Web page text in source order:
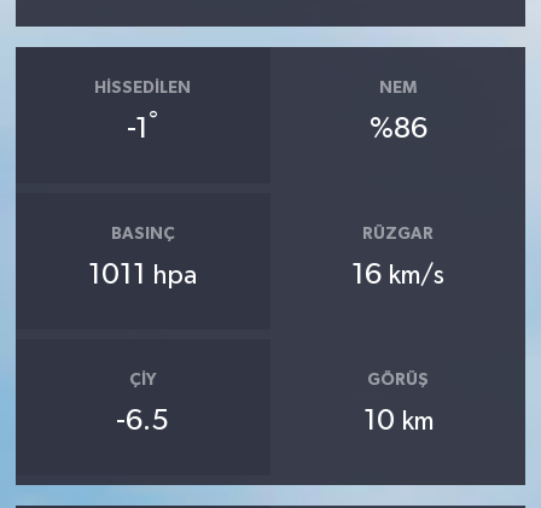
HISSEDILEN
-1 °
NEM
%86
BASINÇ
1011 hpa
RÜZGAR
16 km/s
ÇIY
-6.5
GÖRÜŞ
10 km